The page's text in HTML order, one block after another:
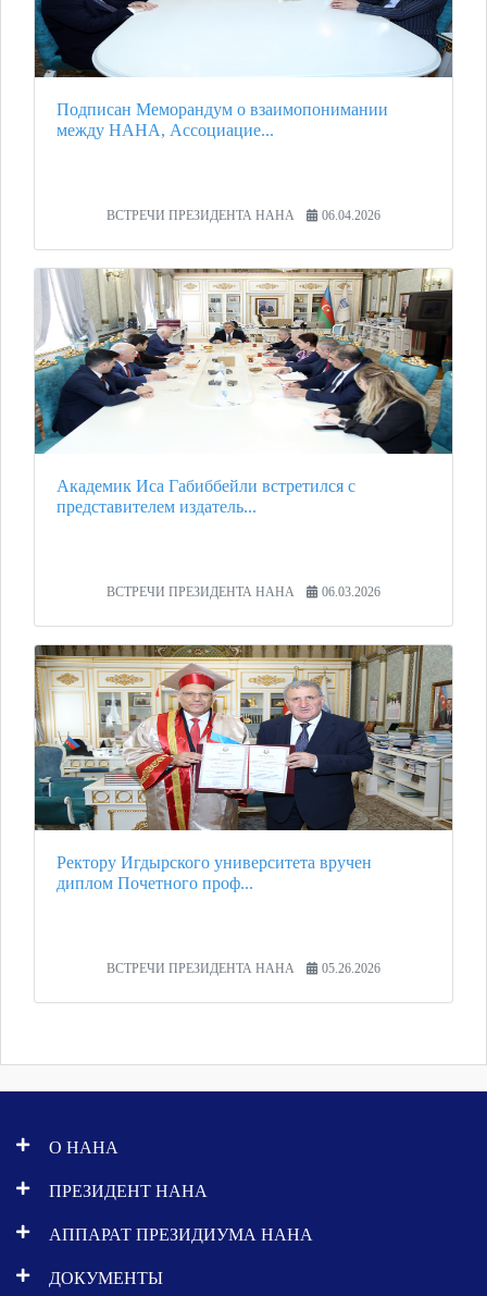
Подписан Меморандум о взаимопонимании
между НАНА, Ассоциацие...
ВСТРЕЧИ ПРЕЗИДЕНТА НАНА 06.04.2026
Академик Иса Габиббейли встретился с
представителем издатель...
ВСТРЕЧИ ПРЕЗИДЕНТА НАНА 06.03.2026
Ректору Игдырского университета вручен
диплом Почетного проф...
ВСТРЕЧИ ПРЕЗИДЕНТА НАНА 05.26.2026
О НАНА
ПРЕЗИДЕНТ НАНА
АППАРАТ ПРЕЗИДИУМА НАНА
ДОКУМЕНТЫ